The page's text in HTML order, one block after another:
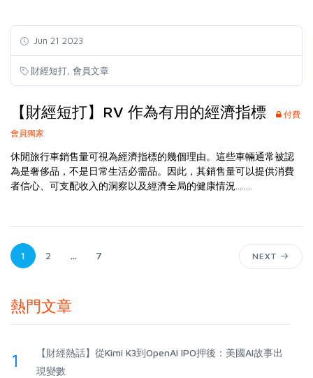
Jun 21 2023
財經短打 會員文章
【財經短打】RV 作為有用的經濟指標
付費
會員獨家
休閒旅行車銷售量可視為經濟指標的幾個理由。這些車輛通常被認
為是奢侈品，不是日常生活必需品。因此，其銷售量可以提供消費
者信心、可支配收入的洞察以及經濟全局的健康情況........
1 2 ... 7 NEXT
熱門文章
1
【財經熱話】從Kimi K3到OpenAI IPO押後：美國AI故事出
現變數